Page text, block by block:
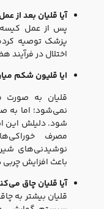
آیا قلیان بعد از
پس از عمل کیسه
پزشک توصیه کرده
اختلال در
ایا قلیون شکم
قلیان به‌ صورت
نمی‌شود؛ اما به‌
شود.دلیلش این
مصرف
نوشیدنی‌های
باعث افزایش
آیا قلیان چاق می‌کند
قلیان بیشتر به